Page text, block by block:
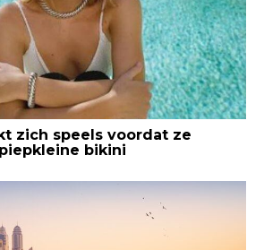
zich speels voordat ze
bikini